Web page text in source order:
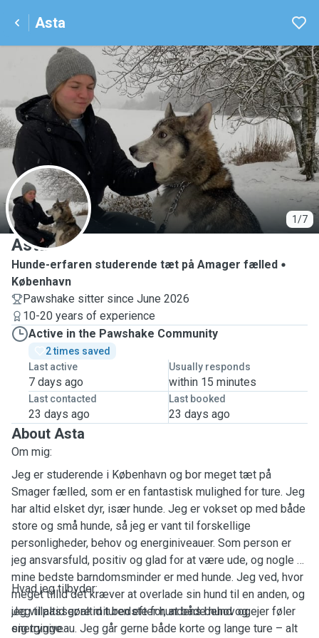
Asta
1/7
A
Asta
Hunde-erfaren studerende tæt på Amager fælled
København
Pawshake sitter since June 2026
10-20 years of experience
Active in the Pawshake Community
2 times saved
Last active
7 days ago
Usually responds
within 15 minutes
Last contacted
23 days ago
Last booked
23 days ago
About Asta
Om mig:
Jeg er studerende i København og bor meget tæt på
Smager fælled, som er en fantastisk mulighed for ture. Jeg
har altid elsket dyr, især hunde. Jeg er vokset op med både
store og små hunde, så jeg er vant til forskellige
personligheder, behov og energiniveauer. Som person er
jeg ansvarsfuld, positiv og glad for at være ude, og nogle af
mine bedste barndomsminder er med hunde. Jeg ved, hvor
meget tillid det kræver at overlade sin hund til en anden, og
jeg vil altid gøre mit bedste for, at både hund og ejer føler
sig trygge.
Hvad jeg tilbyder:
Jeg tilpasser altid turen efter hundens behov og
energiniveau. Jeg går gerne både korte og lange ture – alt